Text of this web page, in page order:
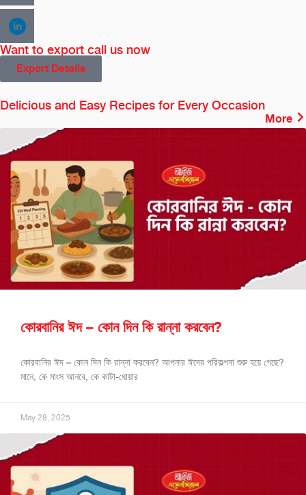
Want to export call us now
Export Details
Delicious and Easy Recipes for Every Occasion
More
কোরবানির ঈদ – কোন দিন কি রান্না করবেন?
কোরবানির ঈদ – কোন দিন কি রান্না করবেন? আপনার ঈদের পরিকল্পনা শুরু হয়ে গেছে?
মানে, কে মাংস আনবে, কে কাটা-ধোয়ার
May 28, 2025